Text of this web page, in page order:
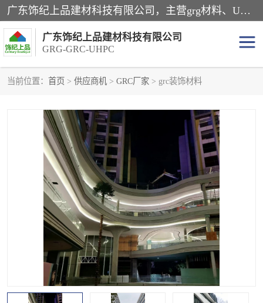
广东饰纪上品建材科技有限公司，主营grg材料、UHPC板、grc构件、uhpc幕墙板、grg厂家、grc厂家、uhpc厂家、GRG吊顶、grg石膏板、grg构件、外墙grc线条、grg造型、grg材料定制，uhpc高性能混凝土，uhpc构件，uhpc镂空挂板，grg材料生产厂家，广东grg厂家，广东grc厂家，联系方式*，2万平厂房，如果您对我公司的产品服务感兴趣，请联系我们。
广东饰纪上品建材科技有限公司
GRG-GRC-UHPC
当前位置： 首页 > 供应商机 > GRC厂家 > grc装饰材料
UHPC构件 发泡陶瓷装饰构件
GRG造型 GRC厂家
GRG吊顶 GRG材料生产厂家
UHPC幕墙板 GRC树池坐凳
UHPC树池坐凳